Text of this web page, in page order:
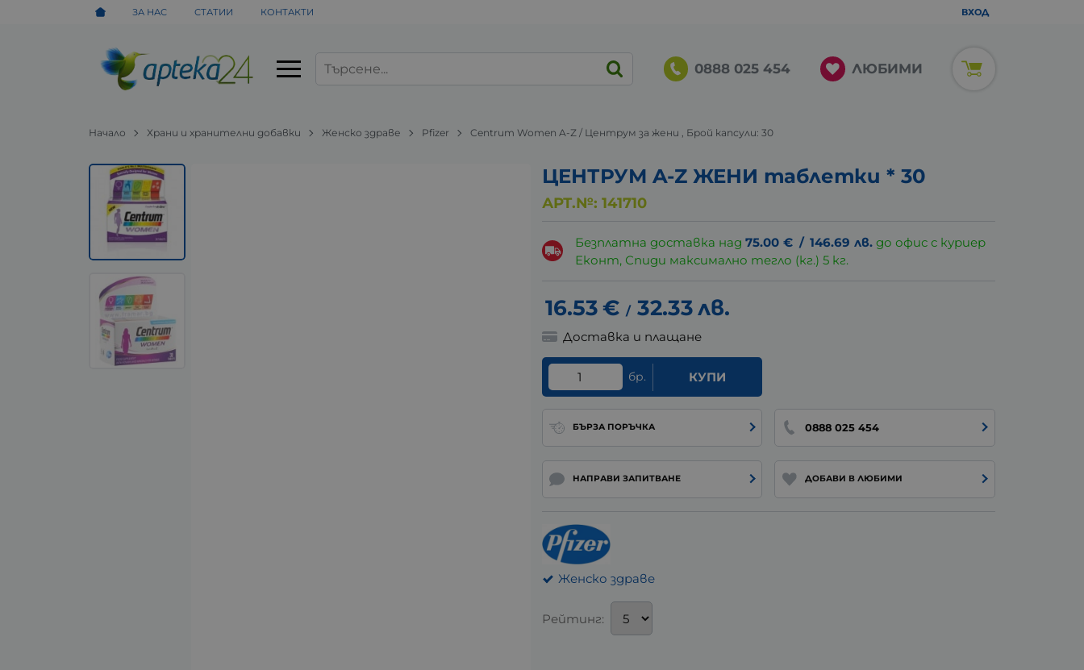
ЗА НАС СТАТИИ КОНТАКТИ ВХОД
0888 025 454 ЛЮБИМИ
Начало Храни и хранителни добавки Женско здраве Pfizer Centrum Women A-Z / Центрум за жени , Брой капсули: 30
ЦЕНТРУМ A-Z ЖЕНИ таблетки * 30
АРТ.№: 141710
Безплатна доставка над75.00 € / 146.69 лв. до офис с куриер
Еконт, Спиди максимално тегло (кг.) 5 кг.
16.53€ / 32.33лв.
Доставка и плащане
бр. КУПИ
БЪРЗА ПОРЪЧКА 0888 025 454
НАПРАВИ ЗАПИТВАНЕ ДОБАВИ В ЛЮБИМИ
Женско здраве
Рейтинг: